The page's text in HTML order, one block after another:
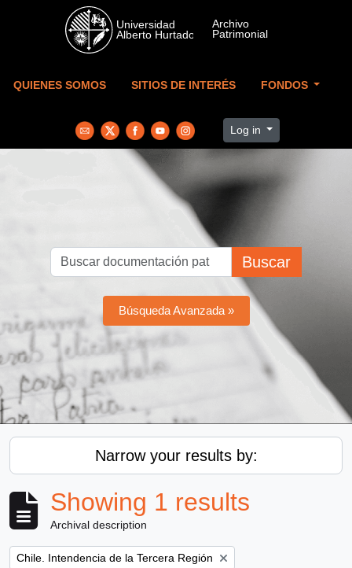
Skip to main content
QUIENES SOMOS SITIOS DE INTERÉS FONDOS
Log in
Buscar
Búsqueda Avanzada »
Narrow your results by:
Showing 1 results
Archival description
Remove filter:
Chile. Intendencia de la Tercera Región